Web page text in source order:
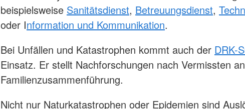
beispielsweise Sanitätsdienst, Betreuungsdienst,
oder Information und Kommunikation.
Bei Unfällen und Katastrophen kommt auch der DRK-
Einsatz. Er stellt Nachforschungen nach Vermissten
Familienzusammenführung.
Nicht nur Naturkatastrophen oder Epidemien sind